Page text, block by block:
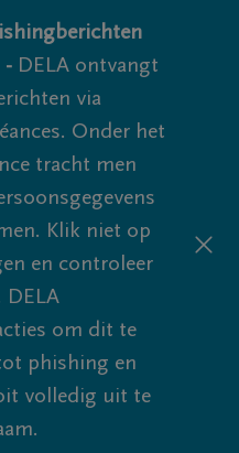
- DELA ontvangt
via
Onder het
tracht men
Klik niet op
en controleer
DELA
om dit te
phishing en
volledig uit te